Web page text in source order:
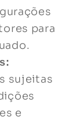
para
sujeitas
e